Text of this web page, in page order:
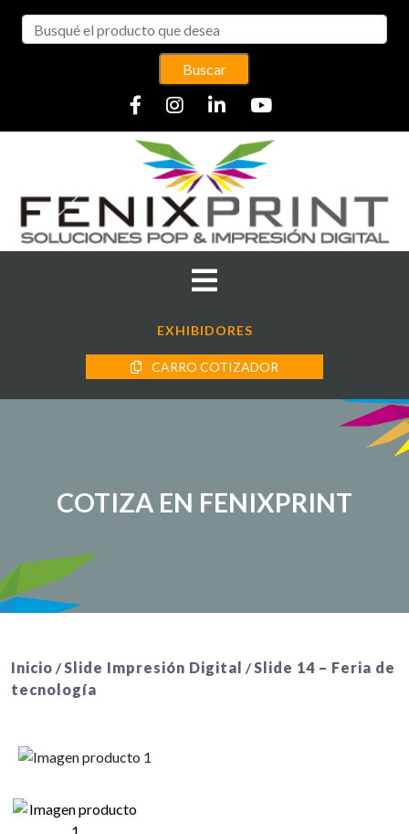
Buscar
EXHIBIDORES
CARRO COTIZADOR
COTIZA EN FENIXPRINT
Inicio /Slide Impresión Digital /Slide 14 – Feria de
tecnología